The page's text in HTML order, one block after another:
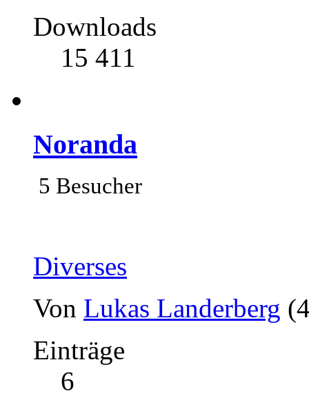
Downloads
15 411
Noranda
5 Besucher
Diverses
Von Lukas Landerberg
Einträge
6